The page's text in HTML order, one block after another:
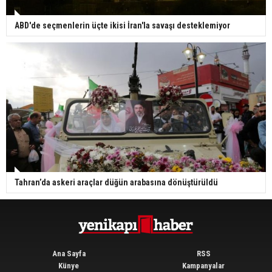
ABD'de seçmenlerin üçte ikisi İran'la savaşı desteklemiyor
Tahran’da askeri araçlar düğün arabasına dönüştürüldü
Ana Sayfa
Künye
RSS
Kampanyalar